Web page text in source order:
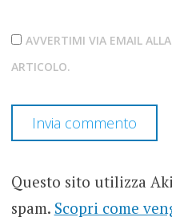
AVVERTIMI VIA EMAIL
ARTICOLO.
Questo sito utilizza
spam. Scopri come